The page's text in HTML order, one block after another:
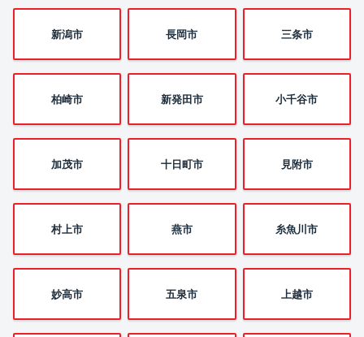
新潟市 長岡市 三条市
柏崎市 新発田市 小千谷市
加茂市 十日町市 見附市
村上市 燕市 糸魚川市
妙高市 五泉市 上越市